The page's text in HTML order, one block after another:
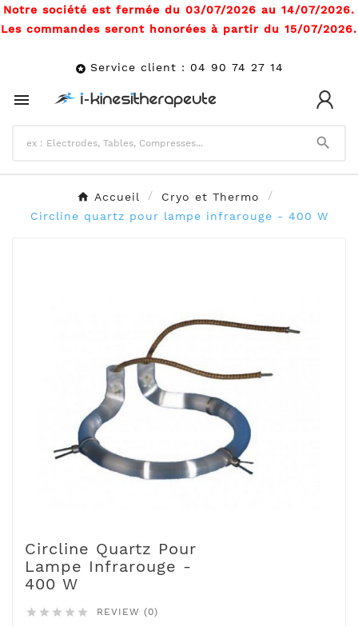
Notre société est fermée du 03/07/2026 au 14/07/2026.
Les commandes seront honorées à partir du 15/07/2026.
 Service client : 04 90 74 27 14


Accueil
Cryo et Thermo
Circline quartz pour lampe infrarouge - 400 W
Circline Quartz Pour
Lampe Infrarouge -
400 W
     REVIEW (0)